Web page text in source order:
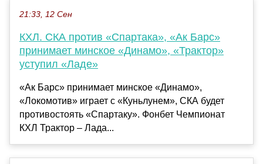
21:33, 12 Сен
КХЛ. СКА против «Спартака», «Ак Барс»
принимает минское «Динамо», «Трактор»
уступил «Ладе»
«Ак Барс» принимает минское «Динамо»,
«Локомотив» играет с «Куньлунем», СКА будет
противостоять «Спартаку». Фонбет Чемпионат
КХЛ Трактор – Лада...